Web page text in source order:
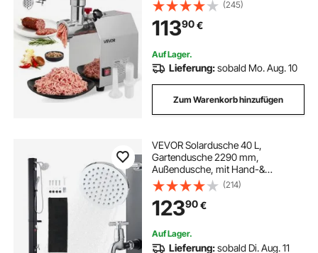
kommerzieller Fleischwolf aus
Edelstahl für Küche Restaurant
(245)
11390€
Auf Lager.
Lieferung:sobald Mo. Aug. 10
Zum Warenkorb hinzufügen
VEVOR Solardusche 40 L,
Gartendusche 2290 mm,
Außendusche, mit Hand-&
Fußarmatur, Warm- &
Kaltwasserregulierung, Pooldusche
max. 60 °C, Campingdusche für
Garten, Poolbereich, Strandpool,
Schwarz
(214)
12390€
Auf Lager.
Lieferung:sobald Di. Aug. 11